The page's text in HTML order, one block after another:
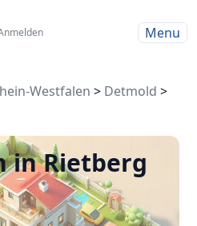
Menu
Westfalen > Detmold >
in Rietberg